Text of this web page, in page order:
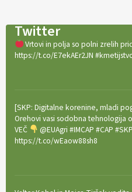
Twitter
Vrtovi in polja so polni zrelih
https://t.co/E7ekAEr2JN
[SKP: Digitalne korenine, mladi
Orehovi vasi sodobna tehnologija
VEČ
@EUAgri #IMCAP #CAP
https://t.co/wEaow88sh8